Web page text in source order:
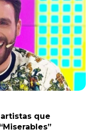
artistas que